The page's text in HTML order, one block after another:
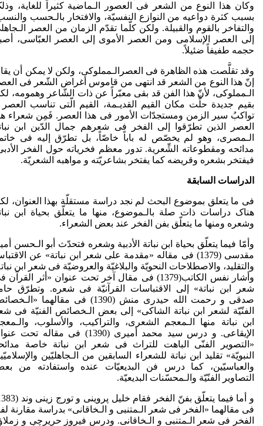
وکان هذا النوع من الشعر فی العصور الـماضیة کثیراً للغایة،
بسبب کثرة دواعیه من النوازع النفسیّة، والافتخار بالـحسب
والتفاخر بالقوم والقبیلة. ولکن کلّما تقدّم الزمان من العصر
إلی العصر الإسلامی ومن العصر الأموی إلی العصر العبّاسی،
حجمه طفیفاً ضئیلاً.
وقد تقلَّصت هذه الظاهرة فی العصرالـمملوکی، ولکن لا یمکن أن
إنّ هذا النوع من الشعر قد انتهى من قاموس أغراض الشّعر فی
الـمملوکی، لأنّ هذا الفن قد بقی معبّراً عن ذات الشّاعر وهمومه،
بقیم جدیدة حلَّت مکان القیم القدیـمة، القیم الّتی تناسب
تواکبُ سیر الزمن ومستجدّات الأمور فی هذا العصر. فَمِن شعراء
العصر الذین تطرّقوا إلی الفخر فی شعرهم جمال الدّین ابن
الـمصری، وهو لم یخصّص له باباً خاصّاً، بل تطرّق إلیه فی
مدائحه ومقطوعاته الشِّعریة. تدور معظم فخریاته حول الفخر
فیفتخر بشعره وقریضه کما یفتخر بشاعریّته و مواهبه الشعریّة.
الدراسات السابقة
فی ما یتعلق بموضوع البحث لم نجد دراسة مستقلّة بهذا العنوان،
هناک دراسات ذات صلة بالـموضوع، منها ما یتعلّق بحیاة ابن
وشعره ومنها ما یتعلّق بفن الفخر عند بعض الشعراء.
وأمّا فیما یتعلّق بحیاة ابن نباتة الأدبیة وشعره فتحدّث أبو الـحسن
مقدسی (1379) فی مقاله «مقدمة علی شعر ابن نباتة» عن
والتقلید، والاصطلاحات النحویّة والبلاغیّة والعروضیّة فی شعر ابن
وأشار نفس الکاتب(1379) فی مقال آخر تحت عنوان «أثر
شعر ابن نباتة» إلی الاقتباسات القرآنیّة فی شعره. وتطرّق
صدقی و رحمت الله حیدری منش (1390) فی مقالهما
الفنّیّة لشعر ابن نباتة الشاکی» إلی بعض الـخصائص الفنیّة فی
ابن نباتة منها الـمعجم الشعری، والتراکیب، والأسلوب،
الإیقاعی. و درس سید محمد أمیری (1390) فی مقاله تحت
«التصویر الفنّی الباهت للتراث فی شعر ابن نباتة خاصة
النبویّة» تقلید ابن نباتة للشعراء السابقین من الـجاهلیّین
والعباسیّین، کما درس فن البدیعیّات عنده واستفادته من
التصاویر الفنّیّة والـمحسّنات البدیعیّة.
فی مقالهما «الفخر فی شعر الـمتنبی و الـخاقانی» بدراسة مقارنة
الفخر فی شعر الـمتنبی و الـخاقانی. ودرس فیروز حریرچی و